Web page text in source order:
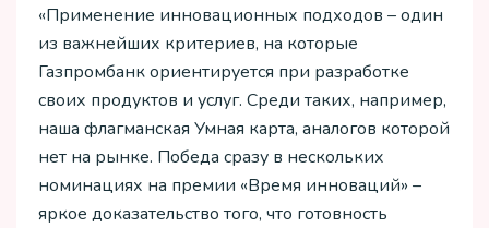
«Применение инновационных подходов – один
из важнейших критериев, на которые
Газпромбанк ориентируется при разработке
своих продуктов и услуг. Среди таких, например,
наша флагманская Умная карта, аналогов которой
нет на рынке. Победа сразу в нескольких
номинациях на премии «Время инноваций» –
яркое доказательство того, что готовность